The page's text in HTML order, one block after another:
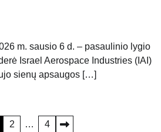
m. sausio 6 d. – pasaulinio lygio
Israel Aerospace Industries (IAI)
sienų apsaugos […]
2 … 4